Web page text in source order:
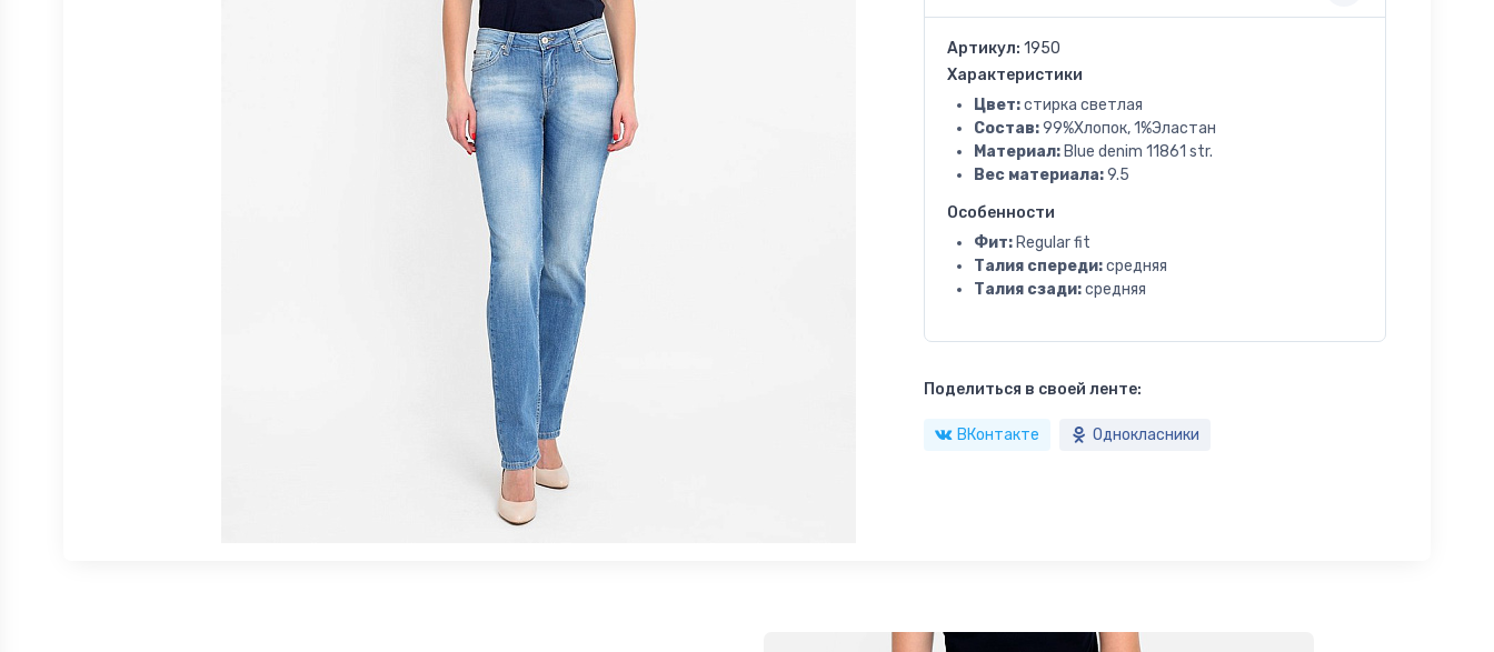
Артикул: 1950
Характеристики
Цвет:стирка светлая
Состав:99%Хлопок, 1%Эластан
Материал:Blue denim 11861 str.
Вес материала:9.5
Особенности
Фит:Regular fit
Талия спереди:средняя
Талия сзади:средняя
Поделиться в своей ленте:
ВКонтакте Однокласники